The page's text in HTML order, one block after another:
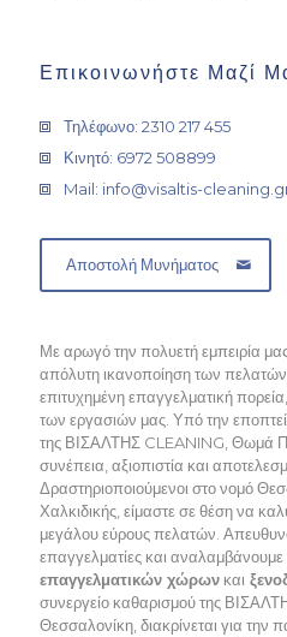
Επικοινωνήστε Μαζί
Τηλέφωνο: 2310 217 455
Κινητό: 6972 508899
Mail: info@visaltis-
Αποστολή Μυνήματος
Με αρωγό την πολυετή εμπειρία
απόλυτη ικανοποίηση των πελατών
επιτυχημένη επαγγελματική
των εργασιών μας. Υπό την
της ΒΙΣΑΛΤΗΣ CLEANING, Θωμά
συνέπεια, αξιοπιστία και
Δραστηριοποιούμενοι στο νομό
Χαλκιδικής, είμαστε σε θέση να
μεγάλου εύρους πελατών.
επαγγελματίες και αναλαμβάνουμε
επαγγελματικών χώρων και
συνεργείο καθαρισμού της
Θεσσαλονίκη, διακρίνεται για